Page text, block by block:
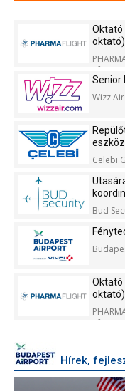
Oktató
oktató)
Kft.
Senior
Wizz
Celebi
Bud
Oktató
oktató)
Kft.
Hírek,